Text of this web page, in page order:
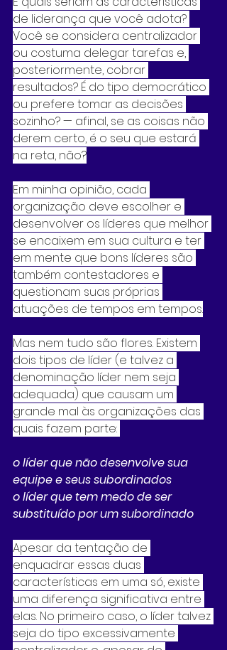
de liderança que você adota?
Você se considera centralizador
ou costuma delegar tarefas e,
posteriormente, cobrar
resultados? É do tipo democrático
ou prefere tomar as decisões
sozinho? — afinal, se as coisas não
derem certo, é o seu que estará
na reta, não?
Em minha opinião, cada
organização deve escolher e
desenvolver os líderes que melhor
se encaixem em sua cultura e ter
em mente que bons líderes são
também contestadores e
questionam suas próprias
atuações de tempos em tempos.
Mas nem tudo são flores. Existem
dois tipos de líder (e talvez a
denominação líder nem seja
adequada) que causam um
grande mal às organizações das
quais fazem parte:
o líder que não desenvolve sua
equipe e seus subordinados
o líder que tem medo de ser
substituído por um subordinado
Apesar da tentação de
enquadrar essas duas
características em uma só, existe
uma diferença significativa entre
elas. No primeiro caso, o líder talvez
seja do tipo excessivamente